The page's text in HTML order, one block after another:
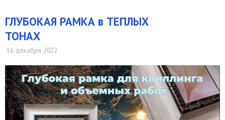
ГЛУБОКАЯ РАМКА в ТЕПЛЫХ
ТОНАХ
16 декабря 2022